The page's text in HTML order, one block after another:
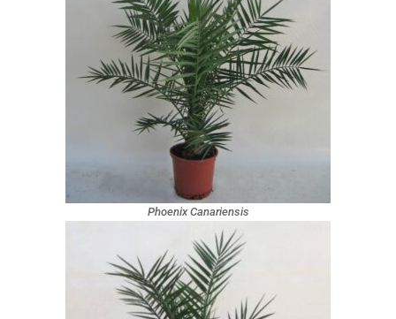
Phoenix Canariensis